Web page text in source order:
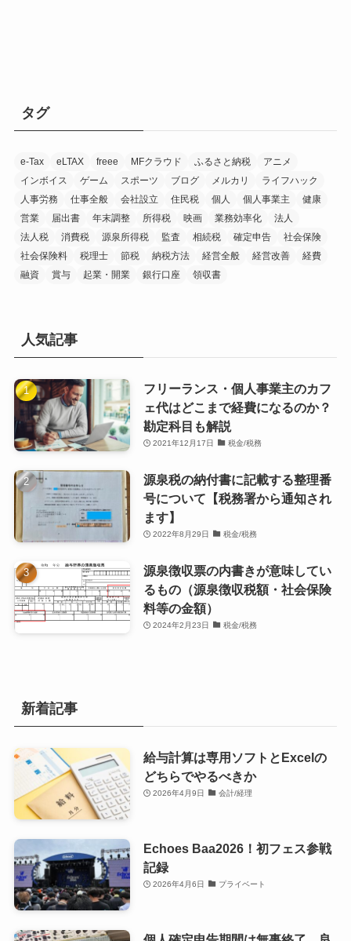
タグ
e-Tax eLTAX freee MFクラウド ふるさと納税
アニメ
インボイス
ゲーム スポーツ ブログ メルカリ
ライフハック
人事労務
仕事全般 会社設立 住民税 個人 個人事業主
健康
営業
届出書 年末調整 所得税 映画 業務効率化
法人
法人税
消費税 源泉所得税 監査 相続税 確定申告
社会保険
社会保険料
税理士 節税 納税方法 経営全般 経営改善
経費
融資
賞与 起業・開業 銀行口座 領収書
人気記事
フリーランス・個人事業主のカフ
ェ代はどこまで経費になるのか？
勘定科目も解説
2021年12月17日 税金/税務
源泉税の納付書に記載する整理番
号について【税務署から通知され
ます】
2022年8月29日 税金/税務
源泉徴収票の内書きが意味してい
るもの（源泉徴収税額・社会保険
料等の金額）
2024年2月23日 税金/税務
新着記事
給与計算は専用ソフトとExcelの
どちらでやるべきか
2026年4月9日 会計/経理
Echoes Baa2026！初フェス参戦
記録
2026年4月6日 プライベート